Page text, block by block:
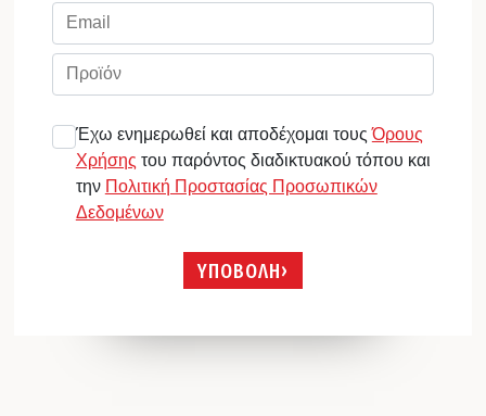
Έχω ενημερωθεί και αποδέχομαι τουςΌρους
Χρήσης του παρόντος διαδικτυακού τόπου και
την Πολιτική Προστασίας Προσωπικών
Δεδομένων
ΥΠΟΒΟΛΗ